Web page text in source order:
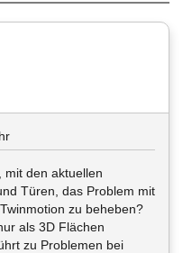
mit den aktuellen
Türen, das Problem mit
zu beheben?
als 3D Flächen
zu Problemen bei